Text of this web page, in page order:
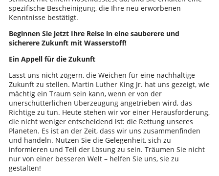
spezifische Bescheinigung, die Ihre neu erworbenen
Kenntnisse bestätigt.
Beginnen Sie jetzt Ihre Reise in eine sauberere und
sicherere Zukunft mit Wasserstoff!
Ein Appell für die Zukunft
Lasst uns nicht zögern, die Weichen für eine nachhaltige
Zukunft zu stellen. Martin Luther King Jr. hat uns gezeigt, wie
mächtig ein Traum sein kann, wenn er von der
unerschütterlichen Überzeugung angetrieben wird, das
Richtige zu tun. Heute stehen wir vor einer Herausforderung,
die nicht weniger entscheidend ist: die Rettung unseres
Planeten. Es ist an der Zeit, dass wir uns zusammenfinden
und handeln. Nutzen Sie die Gelegenheit, sich zu
informieren und Teil der Lösung zu sein. Träumen Sie nicht
nur von einer besseren Welt – helfen Sie uns, sie zu
gestalten!